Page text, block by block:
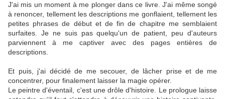
J'ai mis un moment à me plonger dans ce livre. J'ai même songé
à renoncer, tellement les descriptions me gonflaient, tellement les
petites phrases de début et de fin de chapitre me semblaient
surfaites. Je ne suis pas quelqu'un de patient, peu d'auteurs
parviennent à me captiver avec des pages entières de
descriptions.
Et puis, j'ai décidé de me secouer, de lâcher prise et de me
concentrer, pour finalement laisser la magie opérer.
Le peintre d'éventail, c'est une drôle d'histoire. Le prologue laisse